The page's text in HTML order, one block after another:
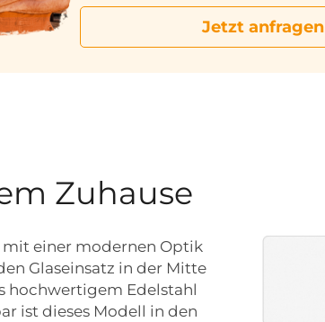
Jetzt anfragen
Zuhause
mit einer modernen Optik
Glaseinsatz in der Mitte
hochwertigem Edelstahl
ist dieses Modell in den